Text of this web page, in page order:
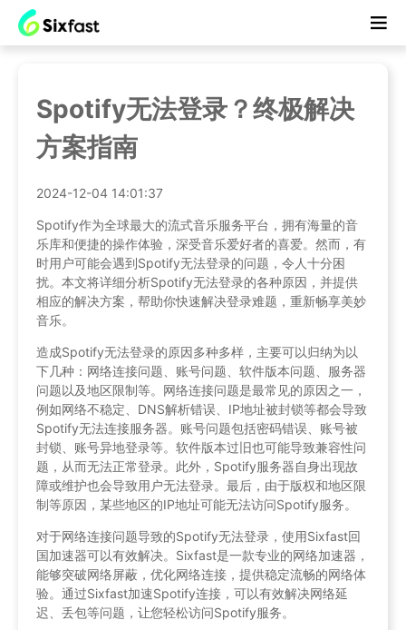
Spotify无法登录？终极解决
方案指南
2024-12-04 14:01:37
Spotify作为全球最大的流式音乐服务平台，拥有海量的音
乐库和便捷的操作体验，深受音乐爱好者的喜爱。然而，有
时用户可能会遇到Spotify无法登录的问题，令人十分困
扰。本文将详细分析Spotify无法登录的各种原因，并提供
相应的解决方案，帮助你快速解决登录难题，重新畅享美妙
音乐。
造成Spotify无法登录的原因多种多样，主要可以归纳为以
下几种：网络连接问题、账号问题、软件版本问题、服务器
问题以及地区限制等。网络连接问题是最常见的原因之一，
例如网络不稳定、DNS解析错误、IP地址被封锁等都会导致
Spotify无法连接服务器。账号问题包括密码错误、账号被
封锁、账号异地登录等。软件版本过旧也可能导致兼容性问
题，从而无法正常登录。此外，Spotify服务器自身出现故
障或维护也会导致用户无法登录。最后，由于版权和地区限
制等原因，某些地区的IP地址可能无法访问Spotify服务。
对于网络连接问题导致的Spotify无法登录，使用Sixfast回
国加速器可以有效解决。Sixfast是一款专业的网络加速器，
能够突破网络屏蔽，优化网络连接，提供稳定流畅的网络体
验。通过Sixfast加速Spotify连接，可以有效解决网络延
迟、丢包等问题，让您轻松访问Spotify服务。